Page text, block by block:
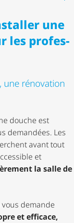
une
les profes­
une rénovation
douche est
demandées. Les
avant tout
et
la salle de
vous demande
et efficace,